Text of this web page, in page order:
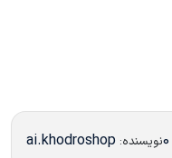
نویسنده: ai.khodroshop